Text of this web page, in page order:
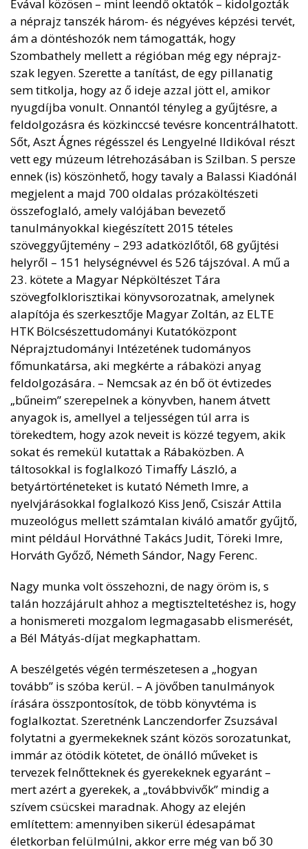
Évával közösen – mint leendő oktatók – kidolgozták
a néprajz tanszék három- és négyéves képzési tervét,
ám a döntéshozók nem támogatták, hogy
Szombathely mellett a régióban még egy néprajz-
szak legyen. Szerette a tanítást, de egy pillanatig
sem titkolja, hogy az ő ideje azzal jött el, amikor
nyugdíjba vonult. Onnantól tényleg a gyűjtésre, a
feldolgozásra és közkinccsé tevésre koncentrálhatott.
Sőt, Aszt Ágnes régésszel és Lengyelné Ildikóval részt
vett egy múzeum létrehozásában is Szilban. S persze
ennek (is) köszönhető, hogy tavaly a Balassi Kiadónál
megjelent a majd 700 oldalas prózaköltészeti
összefoglaló, amely valójában bevezető
tanulmányokkal kiegészített 2015 tételes
szöveggyűjtemény – 293 adatközlőtől, 68 gyűjtési
helyről – 151 helységnévvel és 526 tájszóval. A mű a
23. kötete a Magyar Népköltészet Tára
szövegfolklorisztikai könyvsorozatnak, amelynek
alapítója és szerkesztője Magyar Zoltán, az ELTE
HTK Bölcsészettudományi Kutatóközpont
Néprajztudományi Intézetének tudományos
főmunkatársa, aki megkérte a rábaközi anyag
feldolgozására. – Nemcsak az én bő öt évtizedes
„bűneim” szerepelnek a könyvben, hanem átvett
anyagok is, amellyel a teljességen túl arra is
törekedtem, hogy azok neveit is közzé tegyem, akik
sokat és remekül kutattak a Rábaközben. A
táltosokkal is foglalkozó Timaffy László, a
betyártörténeteket is kutató Németh Imre, a
nyelvjárásokkal foglalkozó Kiss Jenő, Csiszár Attila
muzeológus mellett számtalan kiváló amatőr gyűjtő,
mint például Horváthné Takács Judit, Töreki Imre,
Horváth Győző, Németh Sándor, Nagy Ferenc.
Nagy munka volt összehozni, de nagy öröm is, s
talán hozzájárult ahhoz a megtiszteltetéshez is, hogy
a honismereti mozgalom legmagasabb elismerését,
a Bél Mátyás-díjat megkaphattam.
A beszélgetés végén természetesen a „hogyan
tovább” is szóba kerül. – A jövőben tanulmányok
írására összpontosítok, de több könyvtéma is
foglalkoztat. Szeretnénk Lanczendorfer Zsuzsával
folytatni a gyermekeknek szánt közös sorozatunkat,
immár az ötödik kötetet, de önálló műveket is
tervezek felnőtteknek és gyerekeknek egyaránt –
mert azért a gyerekek, a „továbbvivők” mindig a
szívem csücskei maradnak. Ahogy az elején
említettem: amennyiben sikerül édesapámat
életkorban felülmúlni, akkor erre még van bő 30